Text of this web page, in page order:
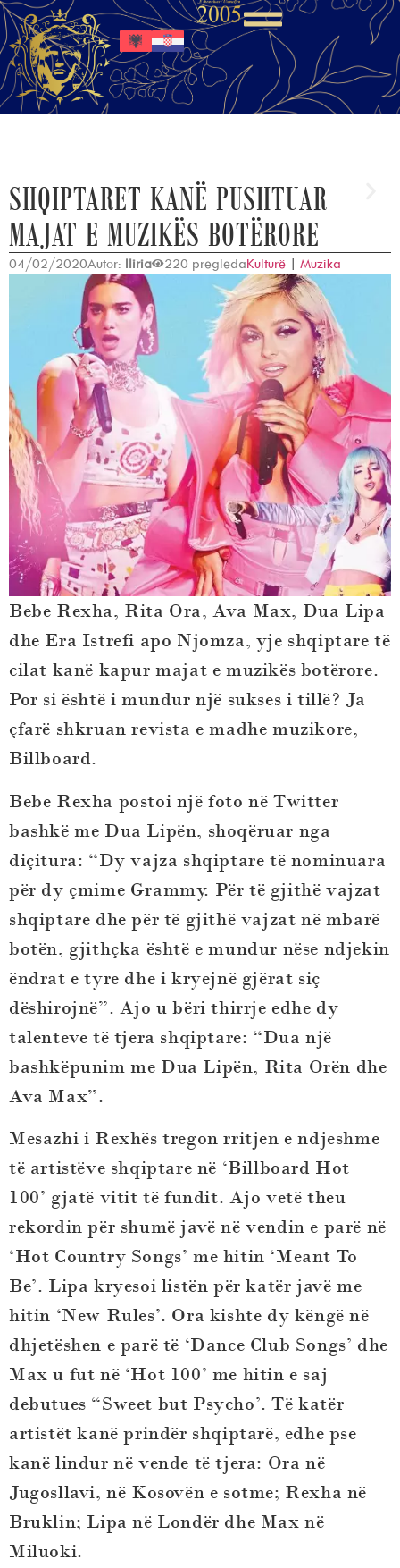
SHQIPTARET KANË PUSHTUAR
MAJAT E MUZIKËS BOTËRORE
04/02/2020Autor: Iliria 220 pregledaKulturë | Muzika
Bebe Rexha, Rita Ora, Ava Max, Dua Lipa
dhe Era Istrefi apo Njomza, yje shqiptare të
cilat kanë kapur majat e muzikës botërore.
Por si është i mundur një sukses i tillë? Ja
çfarë shkruan revista e madhe muzikore,
Billboard.
Bebe Rexha postoi një foto në Twitter
bashkë me Dua Lipën, shoqëruar nga
diçitura: “Dy vajza shqiptare të nominuara
për dy çmime Grammy. Për të gjithë vajzat
shqiptare dhe për të gjithë vajzat në mbarë
botën, gjithçka është e mundur nëse ndjekin
ëndrat e tyre dhe i kryejnë gjërat siç
dëshirojnë”. Ajo u bëri thirrje edhe dy
talenteve të tjera shqiptare: “Dua një
bashkëpunim me Dua Lipën, Rita Orën dhe
Ava Max”.
Mesazhi i Rexhës tregon rritjen e ndjeshme
të artistëve shqiptare në ‘Billboard Hot
100’ gjatë vitit të fundit. Ajo vetë theu
rekordin për shumë javë në vendin e parë në
‘Hot Country Songs’ me hitin ‘Meant To
Be’. Lipa kryesoi listën për katër javë me
hitin ‘New Rules’. Ora kishte dy këngë në
dhjetëshen e parë të ‘Dance Club Songs’ dhe
Max u fut në ‘Hot 100’ me hitin e saj
debutues “Sweet but Psycho’. Të katër
artistët kanë prindër shqiptarë, edhe pse
kanë lindur në vende të tjera: Ora në
Jugosllavi, në Kosovën e sotme; Rexha në
Bruklin; Lipa në Londër dhe Max në
Miluoki.